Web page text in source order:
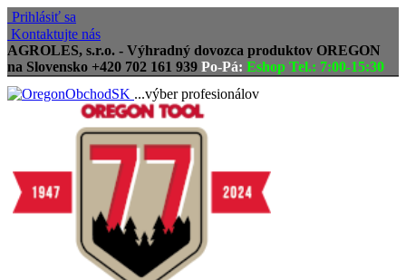
Prihlásiť sa
Kontaktujte nás
AGROLES, s.r.o. - Výhradný dovozca produktov OREGON
na Slovensko +420 702 161 939 Po-Pá: Eshop Tel.: 7:00-15:30
...výber profesionálov